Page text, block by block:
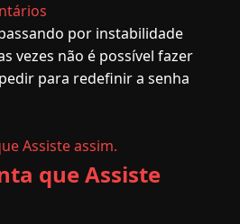
por instabilidade
vezes não é possível fazer
para redefinir a senha
que Assiste